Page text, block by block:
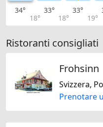
34°
18°
33°
18°
33°
19°
Ristoranti consigliati
Frohsinn
Svizzera,
Prenotare